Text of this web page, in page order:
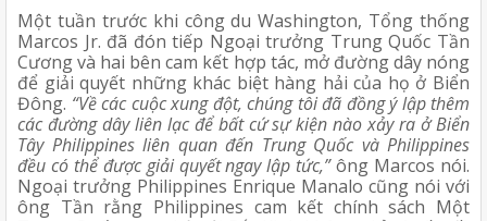
Một tuần trước khi công du Washington, Tổng thống
Marcos Jr. đã đón tiếp Ngoại trưởng Trung Quốc Tần
Cương và hai bên cam kết hợp tác, mở đường dây nóng
để giải quyết những khác biệt hàng hải của họ ở Biển
Đông. “Về các cuộc xung đột, chúng tôi đã đồng ý lập thêm
các đường dây liên lạc để bất cứ sự kiện nào xảy ra ở Biển
Tây Philippines liên quan đến Trung Quốc và Philippines
đều có thể được giải quyết ngay lập tức,” ông Marcos nói.
Ngoại trưởng Philippines Enrique Manalo cũng nói với
ông Tần rằng Philippines cam kết chính sách Một